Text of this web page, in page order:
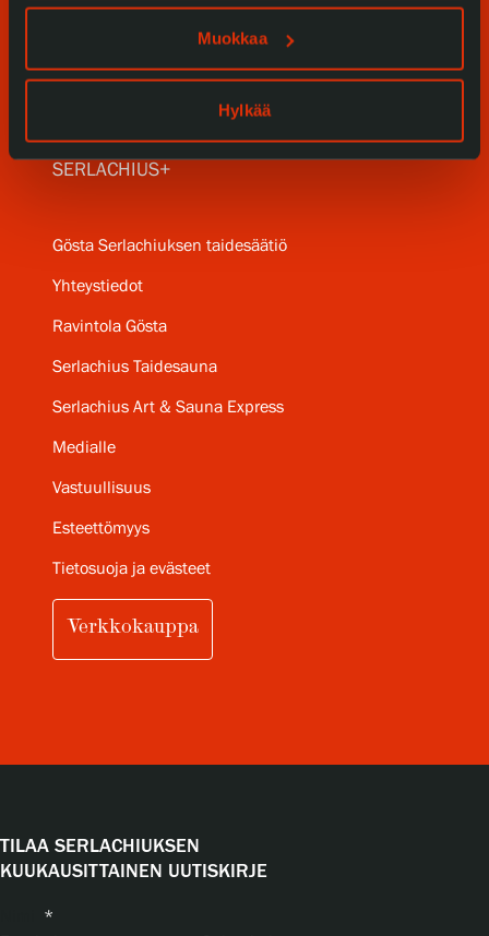
Muokkaa
Hylkää
Palvelumme
Kokoelmat ja museo
Serlachius Residenssi
SERLACHIUS+
Gösta Serlachiuksen taidesäätiö
Yhteystiedot
Ravintola Gösta
Serlachius Taidesauna
Serlachius Art & Sauna Express
Medialle
Vastuullisuus
Esteettömyys
Tietosuoja ja evästeet
Verkkokauppa
TILAA SERLACHIUKSEN
KUUKAUSITTAINEN UUTISKIRJE
*